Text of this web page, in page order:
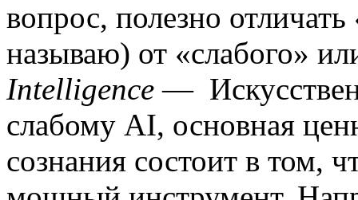
вопрос, полезно
называю) от «сла­бого»
Intelligence —
слабому AI, основная
сознания состоит в том,